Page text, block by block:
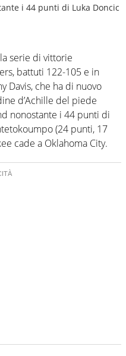
i 44 punti di Luka Doncic
serie di vittorie
battuti 122-105 e in
Davis, che ha di nuovo
d’Achille del piede
nonostante i 44 punti di
(24 punti, 17
cade a Oklahoma City.